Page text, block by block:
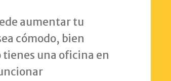
aumentar tu
cómodo, bien
tienes una oficina en